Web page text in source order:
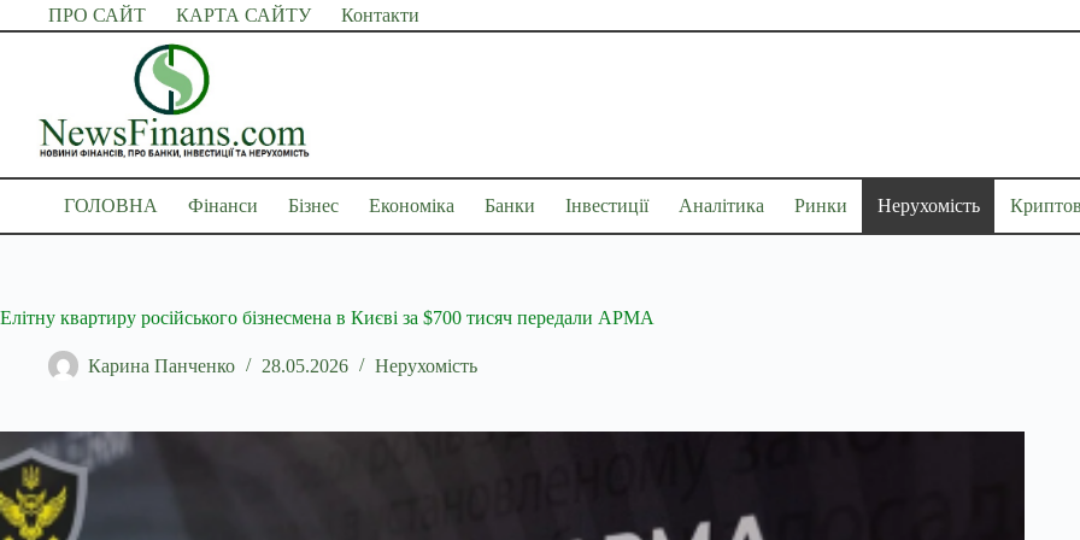
Перейти
до
ПРО САЙТ КАРТА САЙТУ Контакти
ГОЛОВНА Фінанси Бізнес Економіка Банки Інвестиції Аналітика Ринки Нерухомість
Елітну квартиру російського бізнесмена в Києві за $700 тисяч передали АРМА
Карина Панченко 28.05.2026 Нерухомість